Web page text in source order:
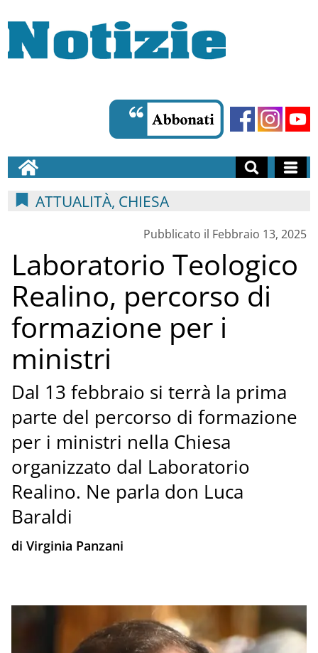
ATTUALITÀ, CHIESA
Pubblicato il Febbraio 13, 2025
Laboratorio Teologico
Realino, percorso di
formazione per i
ministri
Dal 13 febbraio si terrà la prima
parte del percorso di formazione
per i ministri nella Chiesa
organizzato dal Laboratorio
Realino. Ne parla don Luca
Baraldi
di Virginia Panzani